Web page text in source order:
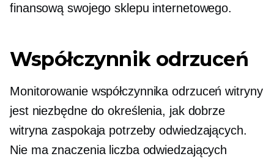
finansową swojego sklepu internetowego.
Współczynnik odrzuceń
Monitorowanie współczynnika odrzuceń witryny
jest niezbędne do określenia, jak dobrze
witryna zaspokaja potrzeby odwiedzających.
Nie ma znaczenia liczba odwiedzających